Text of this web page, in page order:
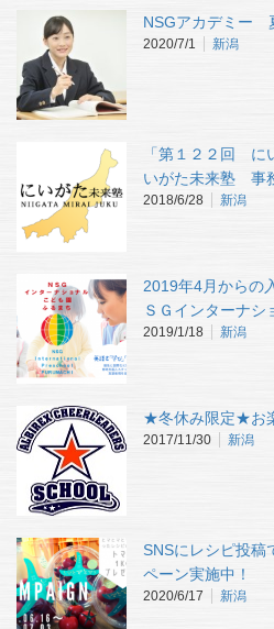
NSGアカデミー
2020/7/1 新潟
「第１２２回 に
いがた未来塾 事
2018/6/28 新潟
2019年4月からの
ＳＧインターナシ
2019/1/18 新潟
★冬休み限定★お
2017/11/30 新潟
SNSにレシピ投稿
ペーン実施中！
2020/6/17 新潟